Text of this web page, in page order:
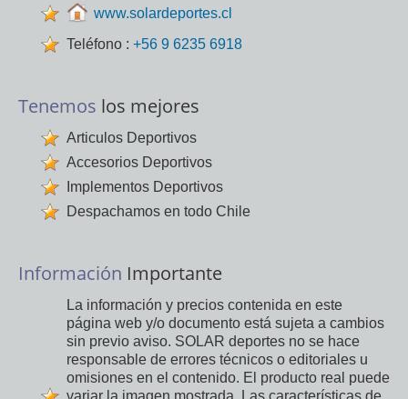
www.solardeportes.cl
Teléfono : +56 9 6235 6918
Tenemos los mejores
Articulos Deportivos
Accesorios Deportivos
Implementos Deportivos
Despachamos en todo Chile
Información Importante
La información y precios contenida en este
página web y/o documento está sujeta a cambios
sin previo aviso. SOLAR deportes no se hace
responsable de errores técnicos o editoriales u
omisiones en el contenido. El producto real puede